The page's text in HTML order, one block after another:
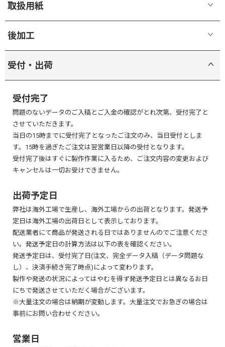
作業サイズ(外側の余裕)：ご注文サイズに四方2mmずつの塗り足
しを加えたデータサイズ
仕上がりサイズ：実際に印刷物が裁断されるご注文サイ
ズ
安全領域(内側の余裕) ：ご注文サイズから四方3mm内側にある
裁断において安全な範囲
しっかり埋めてください。
基本的に後加工データのレイヤー名は各後加工の名称通りにしていただ
き、([印刷]レイヤーとレイヤー区分)
後加工を施したい位置が分かるよう、以下の方法に沿って作成していただ
① 穴あけ加工
す。
・穴のサイズは直径 3mm / 4mm / 4.5mm / 5mm / 6mm / 7mm の中からお
選びいただけます。
・穴あけ加工用のデータは以下の2つの方法のうち、どちらかの方法で作
成いただけます。
[印刷]レイヤー内に「M:100%」の塗りつぶしで、穴をあけたい位置に
1mmの点(穴の中心を示す点)を入れる方法
※ 穴の位置をご指定いただく際、仕上がり線(ピンク色線)から穴の中心ま
での間隔を必ず3mm以上あけてください。(A、B共通)
※ Photoshopの場合はレイヤー区分状態を保持してPDF保存することがで
きないため、Aの方法をご利用ください。
取扱用紙
再生クラフト紙
滑らかな手触りで高級紙と同等の品質です。
後加工
※ 後加工レイヤーを含むデータを入稿しても、ご注文の際に後加工オプ
ションを選択しなかった場合は内容が反映されません。
ご希望の場合は、ご注文画面で必ず該当する後加工オプションを選択し
てご注文ください。
※ 白印刷については基本料金に含まれています。白印刷が不要で選択さ
れなかった場合も料金は変わりません。
白印刷は、透明素材や有色素材へ印刷する際にカラー印刷が下地(素材)の
影響を受けないようカラー印刷の下に白インクを先刷りすることです。
白印刷の上からカラー印刷をすることでカラー印刷が透けにくく、はっ
きりと発色します。下地としてだけでなく白色で印刷したい場合も、白印
刷の加工が必要となります。
* 名称は「白」印刷ですが、データは「黒」(K:100%)で作成する必要があ
ります。
受付・出荷
受付完了
問題のないデータのご入稿とご入金の確認がとれ次第、受付完了と
させていただきます。
当日の15時までに受付完了となったご注文のみ、当日受付としま
す。15時を過ぎたご注文は翌営業日以降の受付となります。
受付完了後はすぐに製作作業に入るため、ご注文内容の変更および
キャンセルは一切お受けできません。
出荷予定日
弊社は海外工場で生産し、海外工場からの出荷となります。発送予
定日は海外工場の出荷日として表示しております。
配送業者にて商品が発送される日ではありませんのでご注意くださ
い。発送予定日の計算方法は以下の表を確認ください。
発送予定日は、受付完了日(注文、完全データ入稿（データ問題な
し）、決済手続き完了時点)によって変わります。
製作や発送の状況によってはやむを得ず発送予定日とは異なるお日
にちで発送させていただく場合がございます。
※大量注文の場合は納期が変動します。大量注文でお急ぎの場合は
事前にお問い合わせください。
営業日